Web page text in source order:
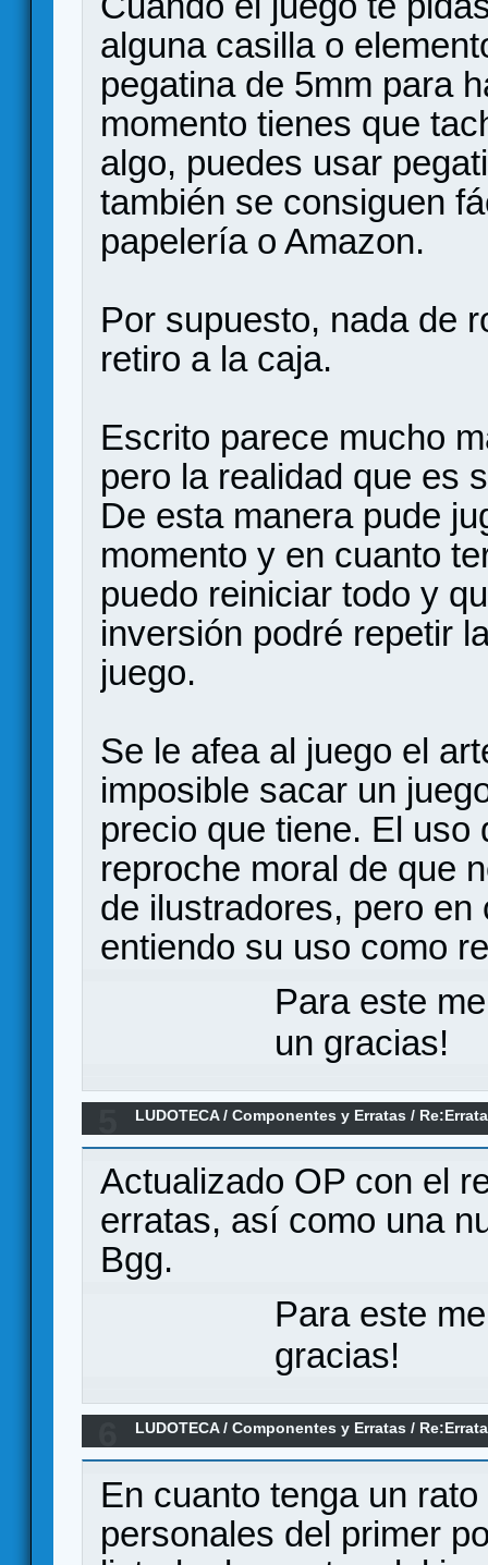
alguna casilla o
pegatina de 5mm para
momento tienes que
algo, puedes usar
también se consiguen
papelería o Amazon.
Por supuesto, nada de
retiro a la caja.
Escrito parece mucho
pero la realidad que es
De esta manera pude
momento y en cuanto
puedo reiniciar todo y
inversión podré repetir
juego.
Se le afea al juego el
imposible sacar un
precio que tiene. El uso
reproche moral de que
de ilustradores, pero
entiendo su uso como
Para este
un gracias!
LUDOTECA/Componentes y Erratas /
Actualizado OP con el
erratas, así como una
Bgg.
Para este
gracias!
LUDOTECA/Componentes y Erratas /
En cuanto tenga un
personales del primer